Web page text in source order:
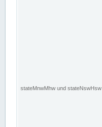
stateMnwMhw und stateNswHsw